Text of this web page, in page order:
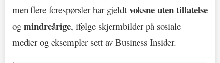
men flere forespørsler har gjeldt voksne uten tillatelse
og mindreårige, ifølge skjermbilder på sosiale
medier og eksempler sett av Business Insider.